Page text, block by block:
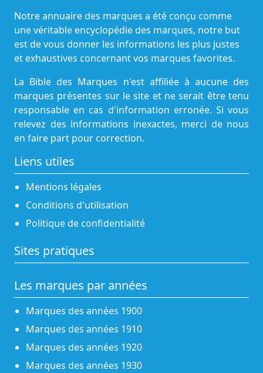
Notre annuaire des marques a été conçu comme
une véritable encyclopédie des marques, notre but
est de vous donner les informations les plus justes
et exhaustives concernant vos marques favorites.
La Bible des Marques n'est affiliée à aucune des
marques présentes sur le site et ne serait être tenu
responsable en cas d'information erronée. Si vous
relevez des informations inexactes, merci de nous
en faire part pour correction.
Liens utiles
Mentions légales
Conditions d'utilisation
Politique de confidentialité
Sites pratiques
Les marques par années
Marques des années 1900
Marques des années 1910
Marques des années 1920
Marques des années 1930